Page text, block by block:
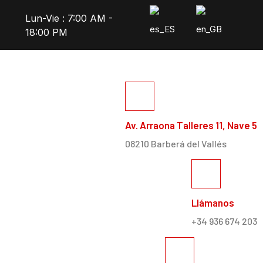
Lun-Vie : 7:00 AM -
18:00 PM
Av. Arraona Talleres 11, Nave 5
08210 Barberá del Vallés
Llámanos
+34 936 674 203